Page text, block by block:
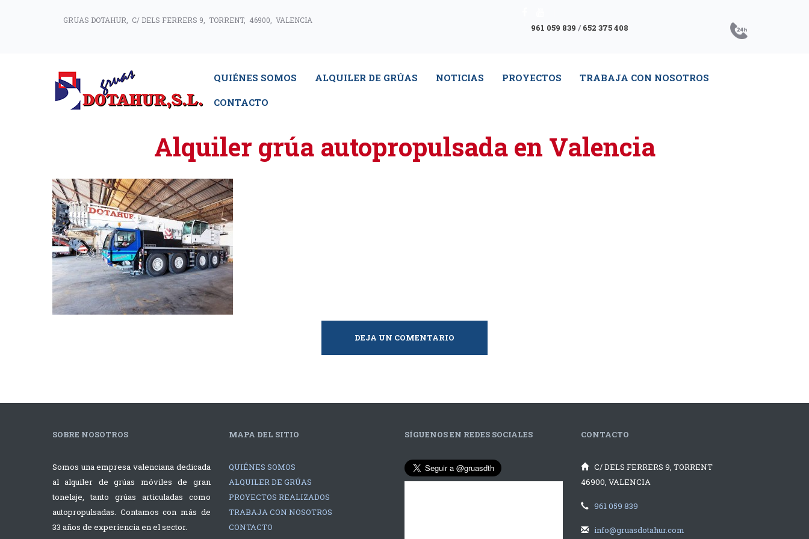
GRUAS DOTAHUR, C/ DELS FERRERS 9, TORRENT, 46900, VALENCIA
961 059 839 / 652 375 408
QUIÉNES SOMOS ALQUILER DE GRÚAS NOTICIAS PROYECTOS TRABAJA CON NOSOTROS
CONTACTO
Alquiler grúa autopropulsada en Valencia
DEJA UN COMENTARIO
SOBRE NOSOTROS
Somos una empresa valenciana dedicada
al alquiler de grúas móviles de gran
tonelaje, tanto grúas articuladas como
autopropulsadas. Contamos con más de
33 años de experiencia en el sector.
MAPA DEL SITIO
QUIÉNES SOMOS
ALQUILER DE GRÚAS
PROYECTOS REALIZADOS
TRABAJA CON NOSOTROS
CONTACTO
SÍGUENOS EN REDES SOCIALES CONTACTO
C/ DELS FERRERS 9, TORRENT
46900, VALENCIA
961 059 839
info@gruasdotahur.com